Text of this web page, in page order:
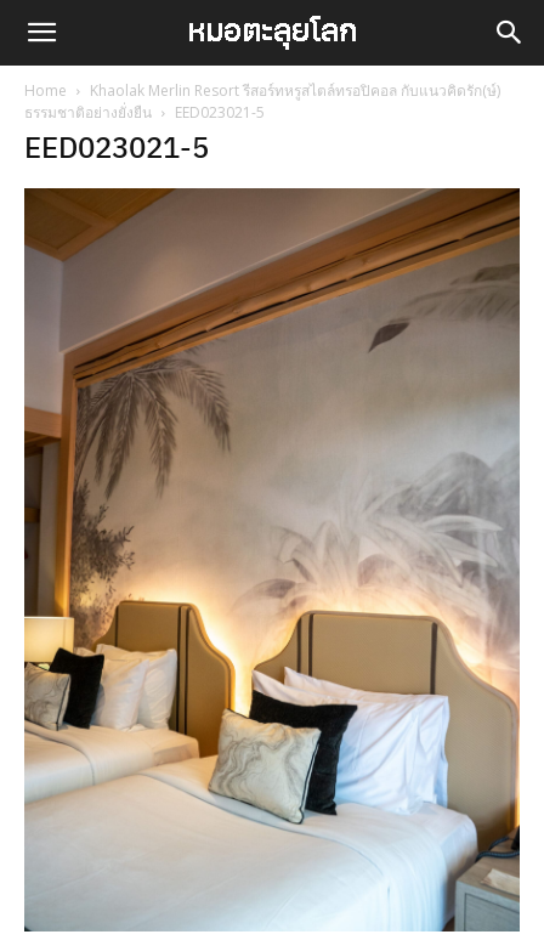
Home
Khaolak Merlin Resort รีสอร์ทหรูสไตล์ทรอปิคอล กับแนวคิดรัก(ษ์)
ธรรมชาติอย่างยั่งยืน
EED023021-5
EED023021-5